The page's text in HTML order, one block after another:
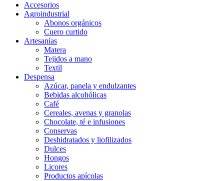
Accesorios
Agroindustrial
Abonos orgánicos
Cuero curtido
Artesanías
Matera
Tejidos a mano
Textil
Despensa
Azúcar, panela y endulzantes
Bebidas alcohólicas
Café
Cereales, avenas y granolas
Chocolate, té e infusiones
Conservas
Deshidratados y liofilizados
Dulces
Hongos
Licores
Productos apícolas